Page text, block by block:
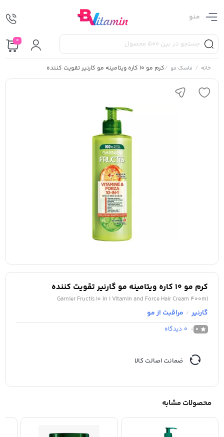
منو
0
خانه / ماسک مو /کرم مو 10 کاره ویتامینه مو گارنیر تقویت کننده
کرم مو 10 کاره ویتامینه مو گارنیر تقویت کننده
Garnier Fructis 10 in 1 Vitamin and Force Hair Cream 400ml
گارنیر / مراقبت از مو
0
0 دیدگاه
ضمانت اصالت کالا
محصولات مشابه